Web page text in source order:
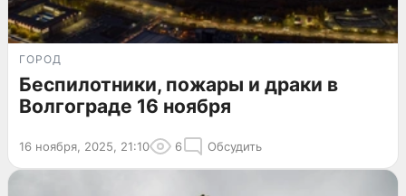
ГОРОД
Беспилотники, пожары и драки в
Волгограде 16 ноября
16 ноября, 2025, 21:10 6 Обсудить